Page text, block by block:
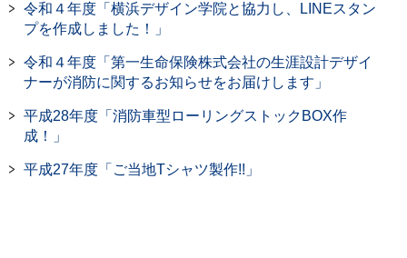
令和４年度「横浜デザイン学院と協力し、LINEスタン
プを作成しました！」
令和４年度「第一生命保険株式会社の生涯設計デザイ
ナーが消防に関するお知らせをお届けします」
平成28年度「消防車型ローリングストックBOX作
成！」
平成27年度「ご当地Tシャツ製作!!」